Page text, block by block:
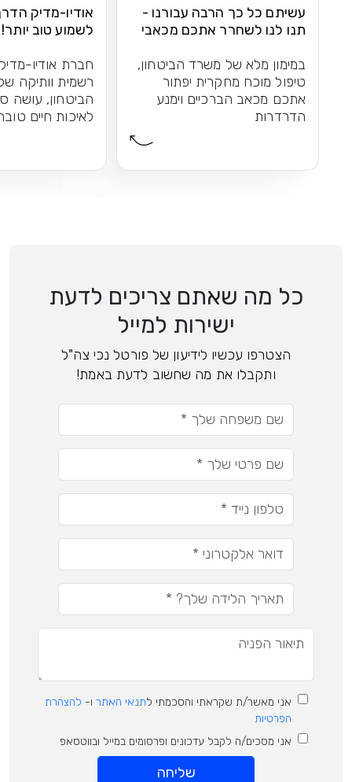
עשיתם כל כך הרבה עבורנו -
תנו לנו לשחרר אתכם מכאבי
במימון מלא של משרד הביטחון,
טיפול מוכח מחקרית יפתור
אתכם מכאב הברכיים וימנע
הדרדרות
אודיו-מדיק
לשמוע טוב יותר!
חברת אודיו-
רשמית וותיקה
הביטחון, עושה
לאיכות חיים
כל מה שאתם צריכים לדעת
ישירות למייל
הצטרפו עכשיו לידיעון של פורטל נכי צה"ל
ותקבלו את מה שחשוב לדעת באמת!
אני מאשר/ת שקראתי והסכמתי לתנאי האתר ו- להצהרת
הפרטיות
אני מסכים/ה לקבל עדכונים ופרסומים במייל ובווטסאפ
שליחה